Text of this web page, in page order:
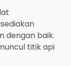
dengan baik.
titik api